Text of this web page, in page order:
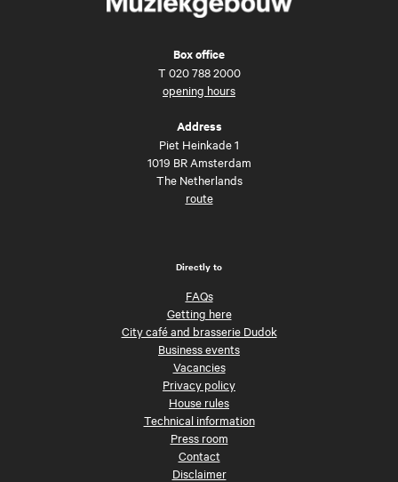
Box office
T 020 788 2000
opening hours
Address
Piet Heinkade 1
1019 BR Amsterdam
The Netherlands
route
Directly to
FAQs
Getting here
City café and brasserie Dudok
Business events
Vacancies
Privacy policy
House rules
Technical information
Press room
Contact
Disclaimer